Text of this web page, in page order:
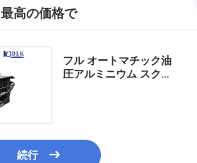
最高の価格で
フル オートマチック油
圧アルミニウム スクラ
続行